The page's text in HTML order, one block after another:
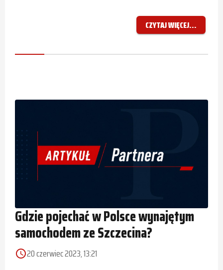
CZYTAJ WIĘCEJ...
Gdzie pojechać w Polsce wynajętym
samochodem ze Szczecina?
access_time20 czerwiec 2023, 13:21